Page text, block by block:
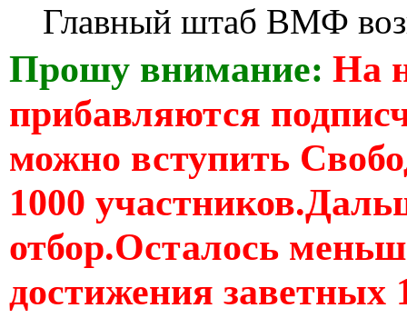
Главный штаб ВМФ
Прошу внимание: На
прибавляются
можно вступить
1000
отбор.Осталось
достижения заветных